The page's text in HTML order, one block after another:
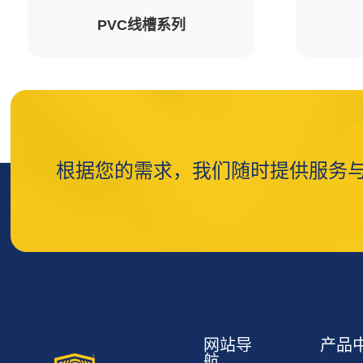
PVC线槽系列
根据您的需求，我们随时提供服务
网站导
产品